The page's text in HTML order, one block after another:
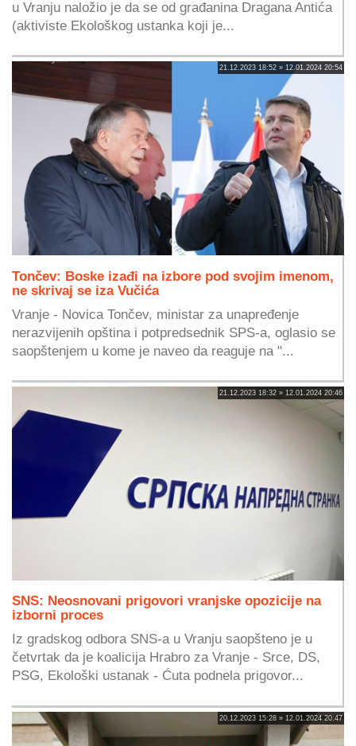
u Vranju naložio je da se od građanina Dragana Antića
(aktiviste Ekološkog ustanka koji je...
21.12.2023 18:52 » 12.01.2024 20:54
Tončev: Boske izađi na izbore pod svojim imenom,
ne skrivaj se iza Vučića
Vranje - Novica Tončev, ministar za unapređenje
nerazvijenih opština i potpredsednik SPS-a, oglasio se
saopštenjem u kome je naveo da reaguje na "...
21.12.2023 18:32 » 12.01.2024 20:46
SNS: Neosnovani prigovori vranjske opozicije na
izborni proces
Iz gradskog odbora SNS-a u Vranju saopšteno je u
četvrtak da je koalicija Hrabro za Vranje - Srce, DS,
PSG, Ekološki ustanak - Ćuta podnela prigovor...
20.12.2023 15:28 » 12.01.2024 20:47